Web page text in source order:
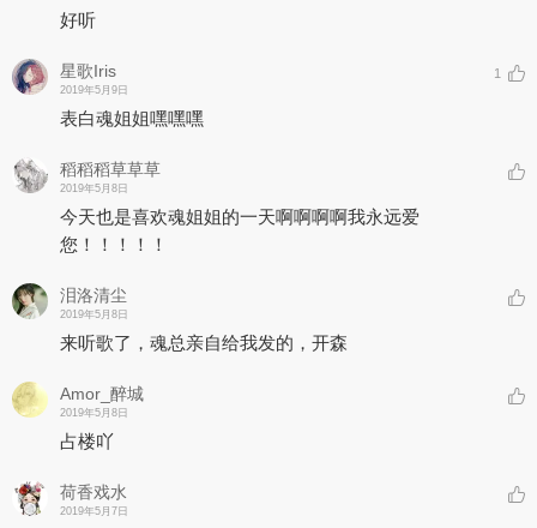
好听
星歌Iris
2019年5月9日
1
表白魂姐姐嘿嘿嘿
稻稻稻草草草
2019年5月8日
今天也是喜欢魂姐姐的一天啊啊啊啊我永远爱
您！！！！！
泪洛清尘
2019年5月8日
来听歌了，魂总亲自给我发的，开森
Amor_醉城
2019年5月8日
占楼吖
荷香戏水
2019年5月7日